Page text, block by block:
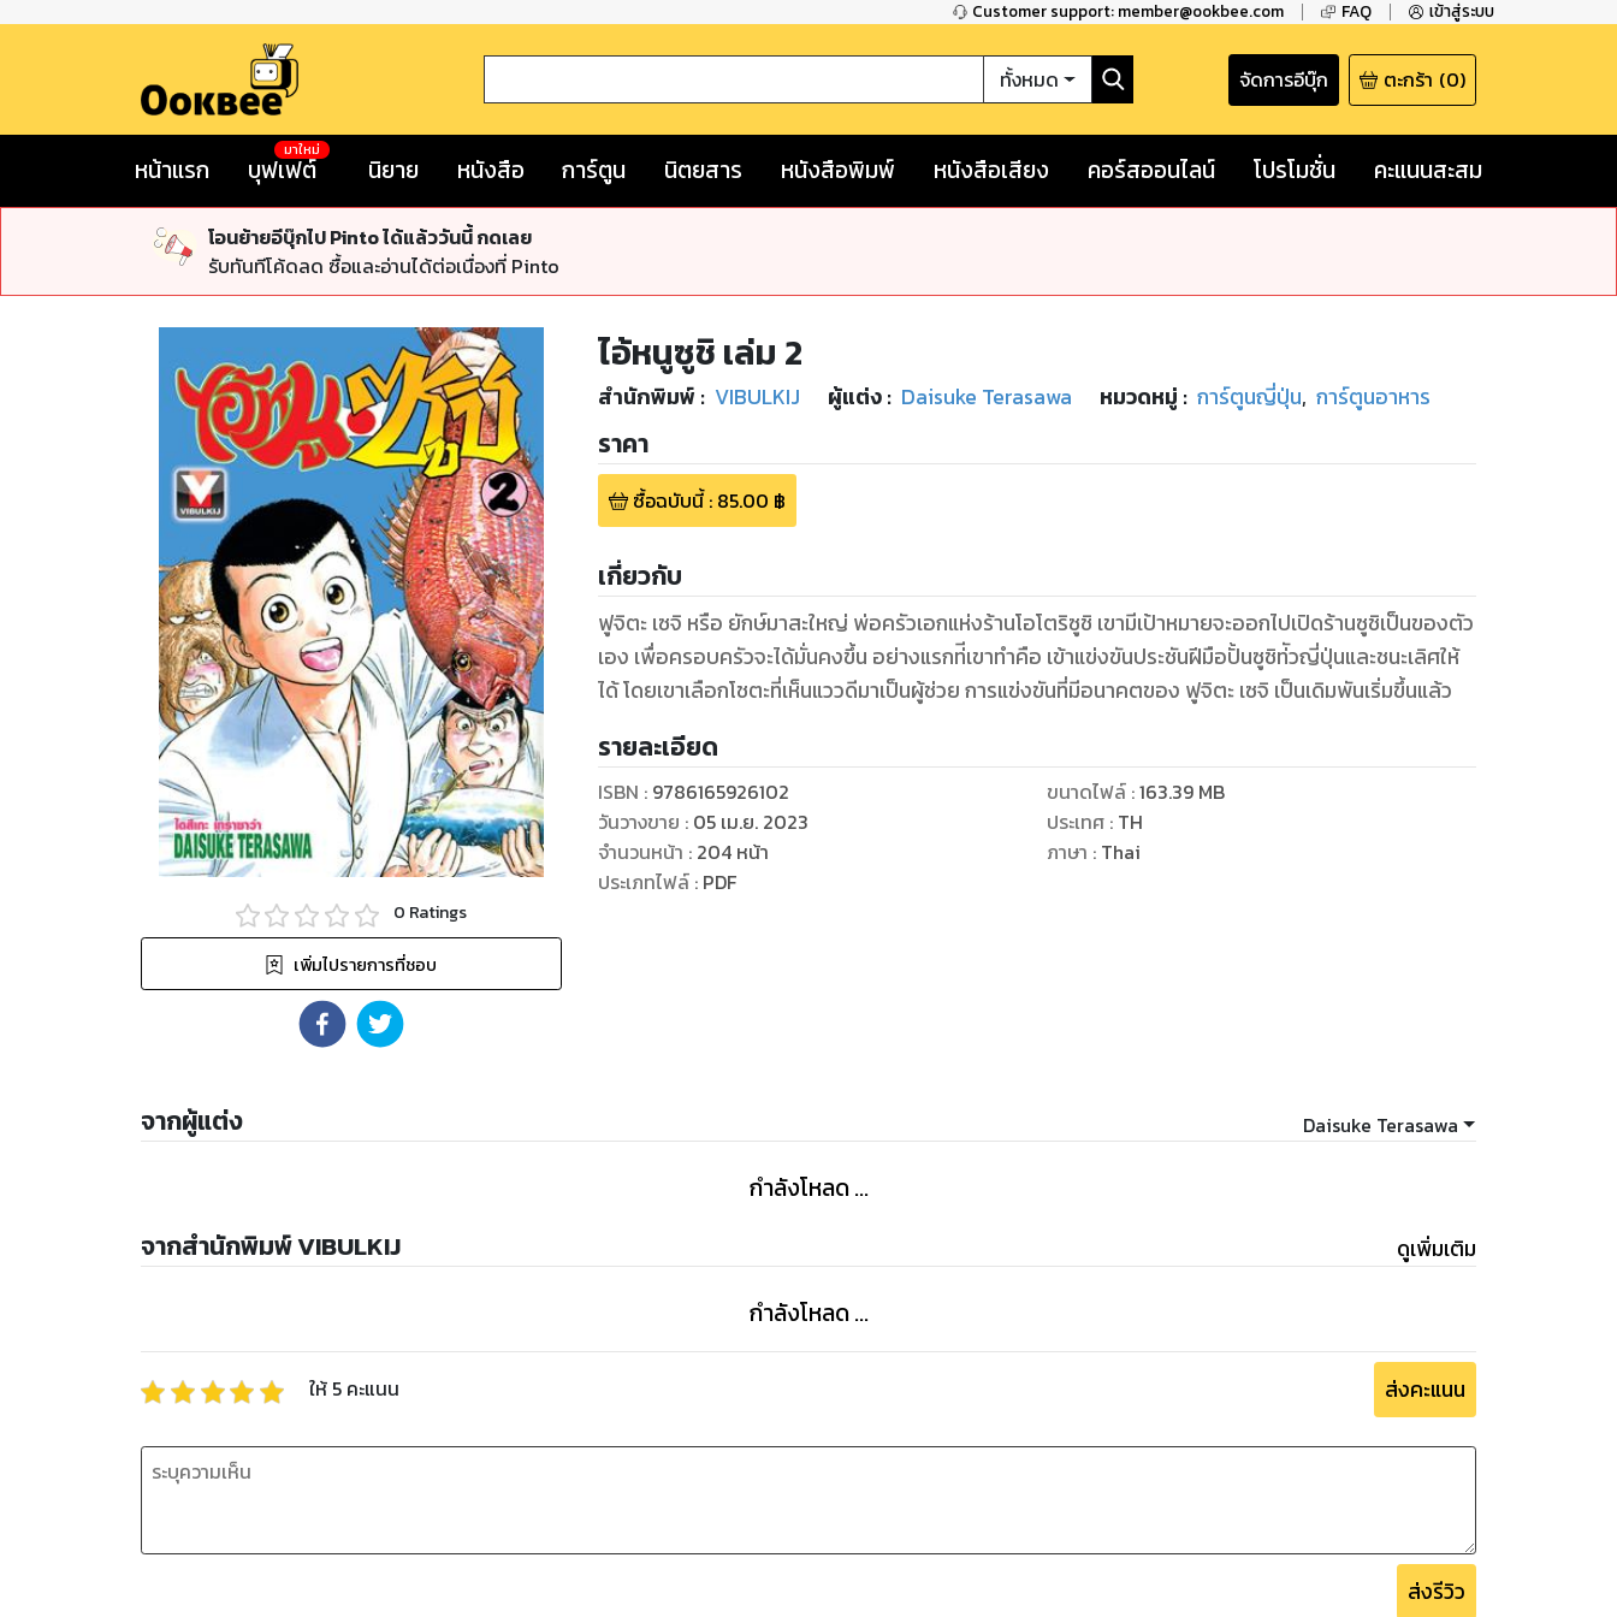
Customer support: member@ookbee.com FAQ เข้าสู่ระบบ
ทั้งหมด จัดการอีบุ๊ก ตะกร้า (0)
หน้าแรก บุฟเฟต์
มาใหม่
นิยาย หนังสือ การ์ตูน นิตยสาร หนังสือพิมพ์ หนังสือเสียง คอร์สออนไลน์ โปรโมชั่น คะแนนสะสม
โอนย้ายอีบุ๊กไป Pinto ได้แล้ววันนี้ กดเลย
รับทันทีโค้ดลด ซื้อและอ่านได้ต่อเนื่องที่ Pinto
0 Ratings
เพิ่มไปรายการที่ชอบ
ไอ้หนูซูชิ เล่ม 2
สำนักพิมพ์ : VIBULKIJ ผู้แต่ง : Daisuke Terasawa หมวดหมู่ : การ์ตูนญี่ปุ่น, การ์ตูนอาหาร
ราคา
ซื้อฉบับนี้: 85.00 ฿
เกี่ยวกับ
ฟูจิตะ เซจิ หรือ ยักษ์มาสะใหญ่ พ่อครัวเอกแห่งร้านโอโตริซูชิ เขามีเป้าหมายจะออกไปเปิดร้านซูชิเป็นของตัว
เอง เพื่อครอบครัวจะได้มั่นคงขึ้น อย่างแรกท่ีเขาทําคือ เข้าแข่งขันประชันฝีมือปั้นซูชิท่ัวญี่ปุ่นและชนะเลิศให้
ได้ โดยเขาเลือกโชตะที่เห็นแววดีมาเป็นผู้ช่วย การแข่งขันที่มีอนาคตของ ฟูจิตะ เซจิ เป็นเดิมพันเริ่มขึ้นแล้ว
รายละเอียด
ISBN : 9786165926102
วันวางขาย : 05 เม.ย. 2023
จำนวนหน้า : 204 หน้า
ประเภทไฟล์: PDF
ขนาดไฟล์:163.39 MB
ประเทศ : TH
ภาษา : Thai
จากผู้แต่ง Daisuke Terasawa
กำลังโหลด ...
จากสำนักพิมพ์ VIBULKIJ ดูเพิ่มเติม
กำลังโหลด ...
ให้ 5 คะแนน ส่งคะแนน
ส่งรีวิว